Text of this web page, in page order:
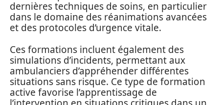
dernières techniques de soins, en particulier
dans le domaine des réanimations avancées
et des protocoles d’urgence vitale.
Ces formations incluent également des
simulations d’incidents, permettant aux
ambulanciers d’appréhender différentes
situations sans risque. Ce type de formation
active favorise l’apprentissage de